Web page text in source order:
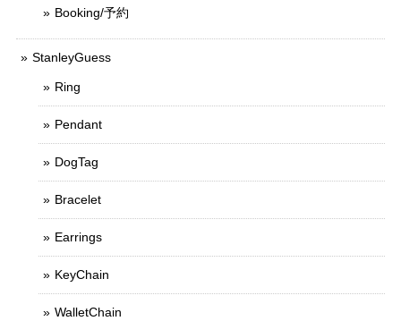
Booking/予約
StanleyGuess
Ring
Pendant
DogTag
Bracelet
Earrings
KeyChain
WalletChain